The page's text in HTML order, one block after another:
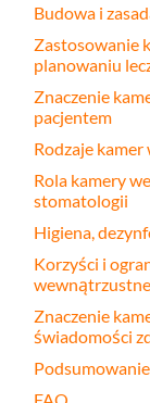
Budowa i
Zastosowanie
planowaniu
Znaczenie
pacjentem
Rodzaje
Rola kamery
stomatologii
Higiena,
Korzyści i
Znaczenie
świadomości